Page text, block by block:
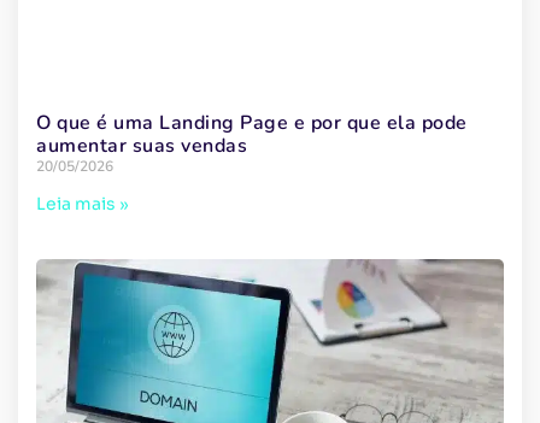
O que é uma Landing Page e por que ela pode
aumentar suas vendas
20/05/2026
Leia mais »